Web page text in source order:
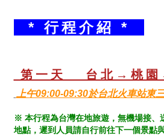
* 行程介紹 *
第一天 台北→桃園
上午09:00-09:30於台北火車站東
※ 本行程為台灣在地旅遊，無機場接、
地點，遲到人員請自行前往下一個景點